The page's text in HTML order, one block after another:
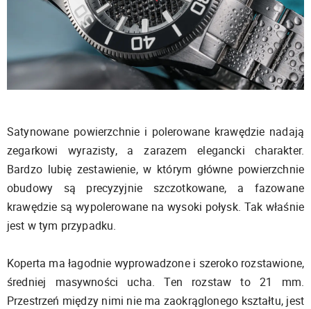
Satynowane powierzchnie i polerowane krawędzie nadają
zegarkowi wyrazisty, a zarazem elegancki charakter.
Bardzo lubię zestawienie, w którym główne powierzchnie
obudowy są precyzyjnie szczotkowane, a fazowane
krawędzie są wypolerowane na wysoki połysk. Tak właśnie
jest w tym przypadku.
Koperta ma łagodnie wyprowadzone i szeroko rozstawione,
średniej masywności ucha. Ten rozstaw to 21 mm.
Przestrzeń między nimi nie ma zaokrąglonego kształtu, jest